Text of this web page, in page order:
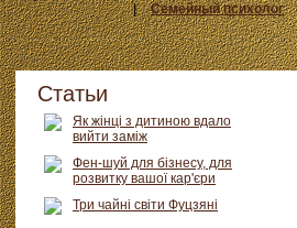
|
Семейный психолог
Статьи
Як жінці з дитиною вдало
вийти заміж
Фен-шуй для бізнесу, для
розвитку вашої кар'єри
Три чайні світи Фуцзяні